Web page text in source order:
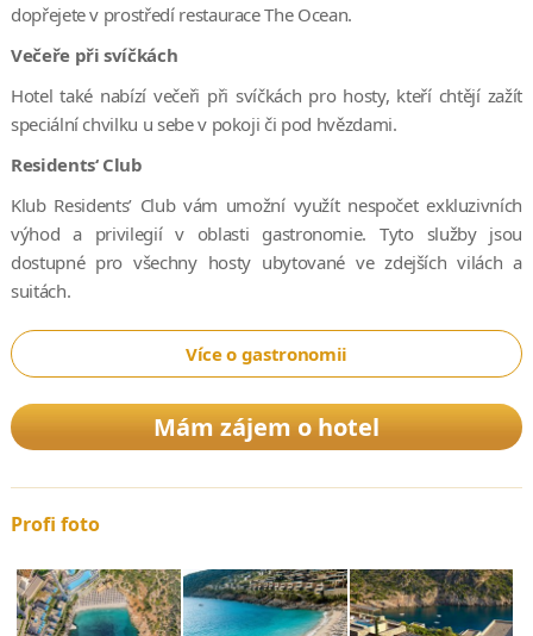
dopřejete v prostředí restaurace The Ocean.
Večeře při svíčkách
Hotel také nabízí večeři při svíčkách pro hosty, kteří chtějí zažít
speciální chvilku u sebe v pokoji či pod hvězdami.
Residents‘ Club
Klub Residents’ Club vám umožní využít nespočet exkluzivních
výhod a privilegií v oblasti gastronomie. Tyto služby jsou
dostupné pro všechny hosty ubytované ve zdejších vilách a
suitách.
Více o gastronomii
Mám zájem o hotel
Profi foto